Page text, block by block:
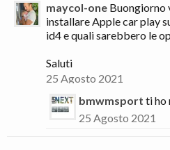
maycol-one Buongiorno
installare Apple car play
id4 e quali sarebbero le
Saluti
25 Agosto 2021
bmwmsport ti ho
25 Agosto 2021